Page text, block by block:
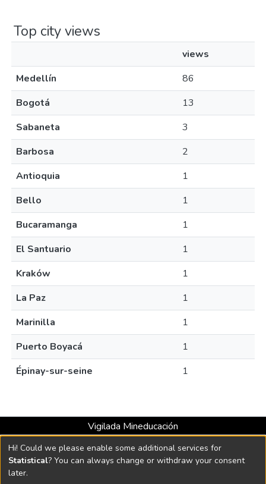
Top city views
views
Medellín
86
Bogotá
13
Sabaneta
3
Barbosa
2
Antioquia
1
Bello
1
Bucaramanga
1
El Santuario
1
Kraków
1
La Paz
1
Marinilla
1
Puerto Boyacá
1
Épinay-sur-seine
1
Vigilada Mineducación
Universidad con Acreditación Institucional hasta 2026 -
Resolución MEN 2158 de 2018
Hi! Could we please enable some additional services for
Statistical? You can always change or withdraw your consent
later.